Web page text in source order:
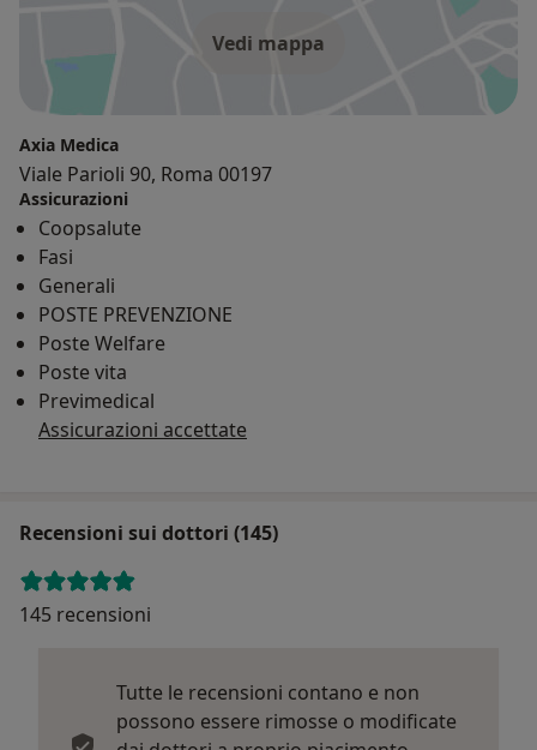
Vedi mappa
Axia Medica
Viale Parioli 90, Roma 00197
Assicurazioni
Coopsalute
Fasi
Generali
POSTE PREVENZIONE
Poste Welfare
Poste vita
Previmedical
Assicurazioni accettate
Recensioni sui dottori (145)
145 recensioni
Tutte le recensioni contano e non
possono essere rimosse o modificate